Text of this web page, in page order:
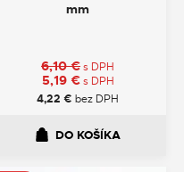
mm
6,10€s DPH
5,19 € s DPH
4,22 € bez DPH
DO KOŠÍKA